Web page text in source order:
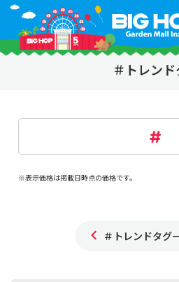
＃トレン
※表示価格は掲載日時点の価格です。
＃トレンドタグ